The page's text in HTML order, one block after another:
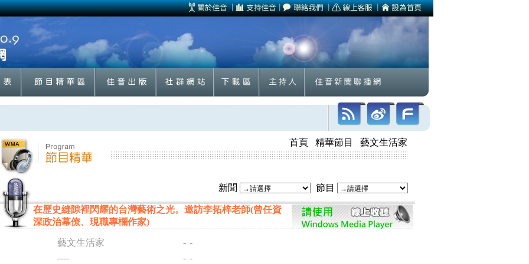
首頁 精華節目 藝文生活家
新聞 節目
在歷史縫隙裡閃耀的台灣藝術之光。邀訪李拓梓老師(曾任資
深政治幕僚、現職專欄作家)
藝文生活家 - -
----
- -